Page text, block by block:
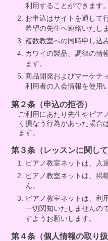
利用することができます。
お申込はサイトを通して
希望の先生へ連絡いたしま
複数教室への同時申し込
カワイの製品、調律の情
ます。
商品開発およびマーケテ
利用者の入会情報を使用
第２条（申込の拒否）
ご利用にあたり先生やピア
く損なう行為があった場合
ます。
第３条（レッスンに関して
ピアノ教室ネットは、入
ピアノ教室ネットは、掲
ん。
ピアノ教室ネットは、利
一切関知いたしませんの
すようお願いします。
第４条（個人情報の取り扱